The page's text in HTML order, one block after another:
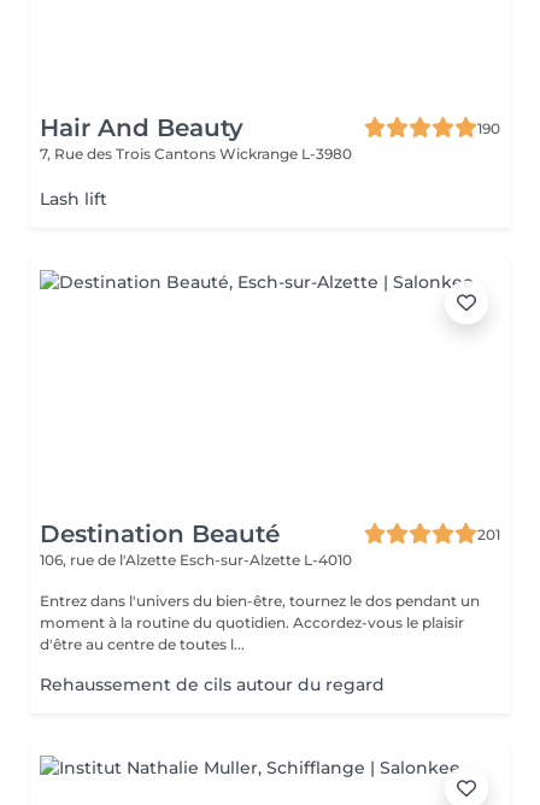
Hair And Beauty
190
7, Rue des Trois Cantons Wickrange L-3980
Lash lift
Destination Beauté
201
106, rue de l'Alzette Esch-sur-Alzette L-4010
Entrez dans l'univers du bien-être, tournez le dos pendant un
moment à la routine du quotidien. Accordez-vous le plaisir
d'être au centre de toutes l...
Rehaussement de cils autour du regard